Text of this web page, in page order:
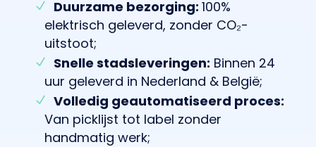
Duurzame bezorging: 100%
elektrisch geleverd, zonder CO₂-
uitstoot;
Snelle stadsleveringen: Binnen 24
uur geleverd in Nederland & België;
Volledig geautomatiseerd proces:
Van picklijst tot label zonder
handmatig werk;